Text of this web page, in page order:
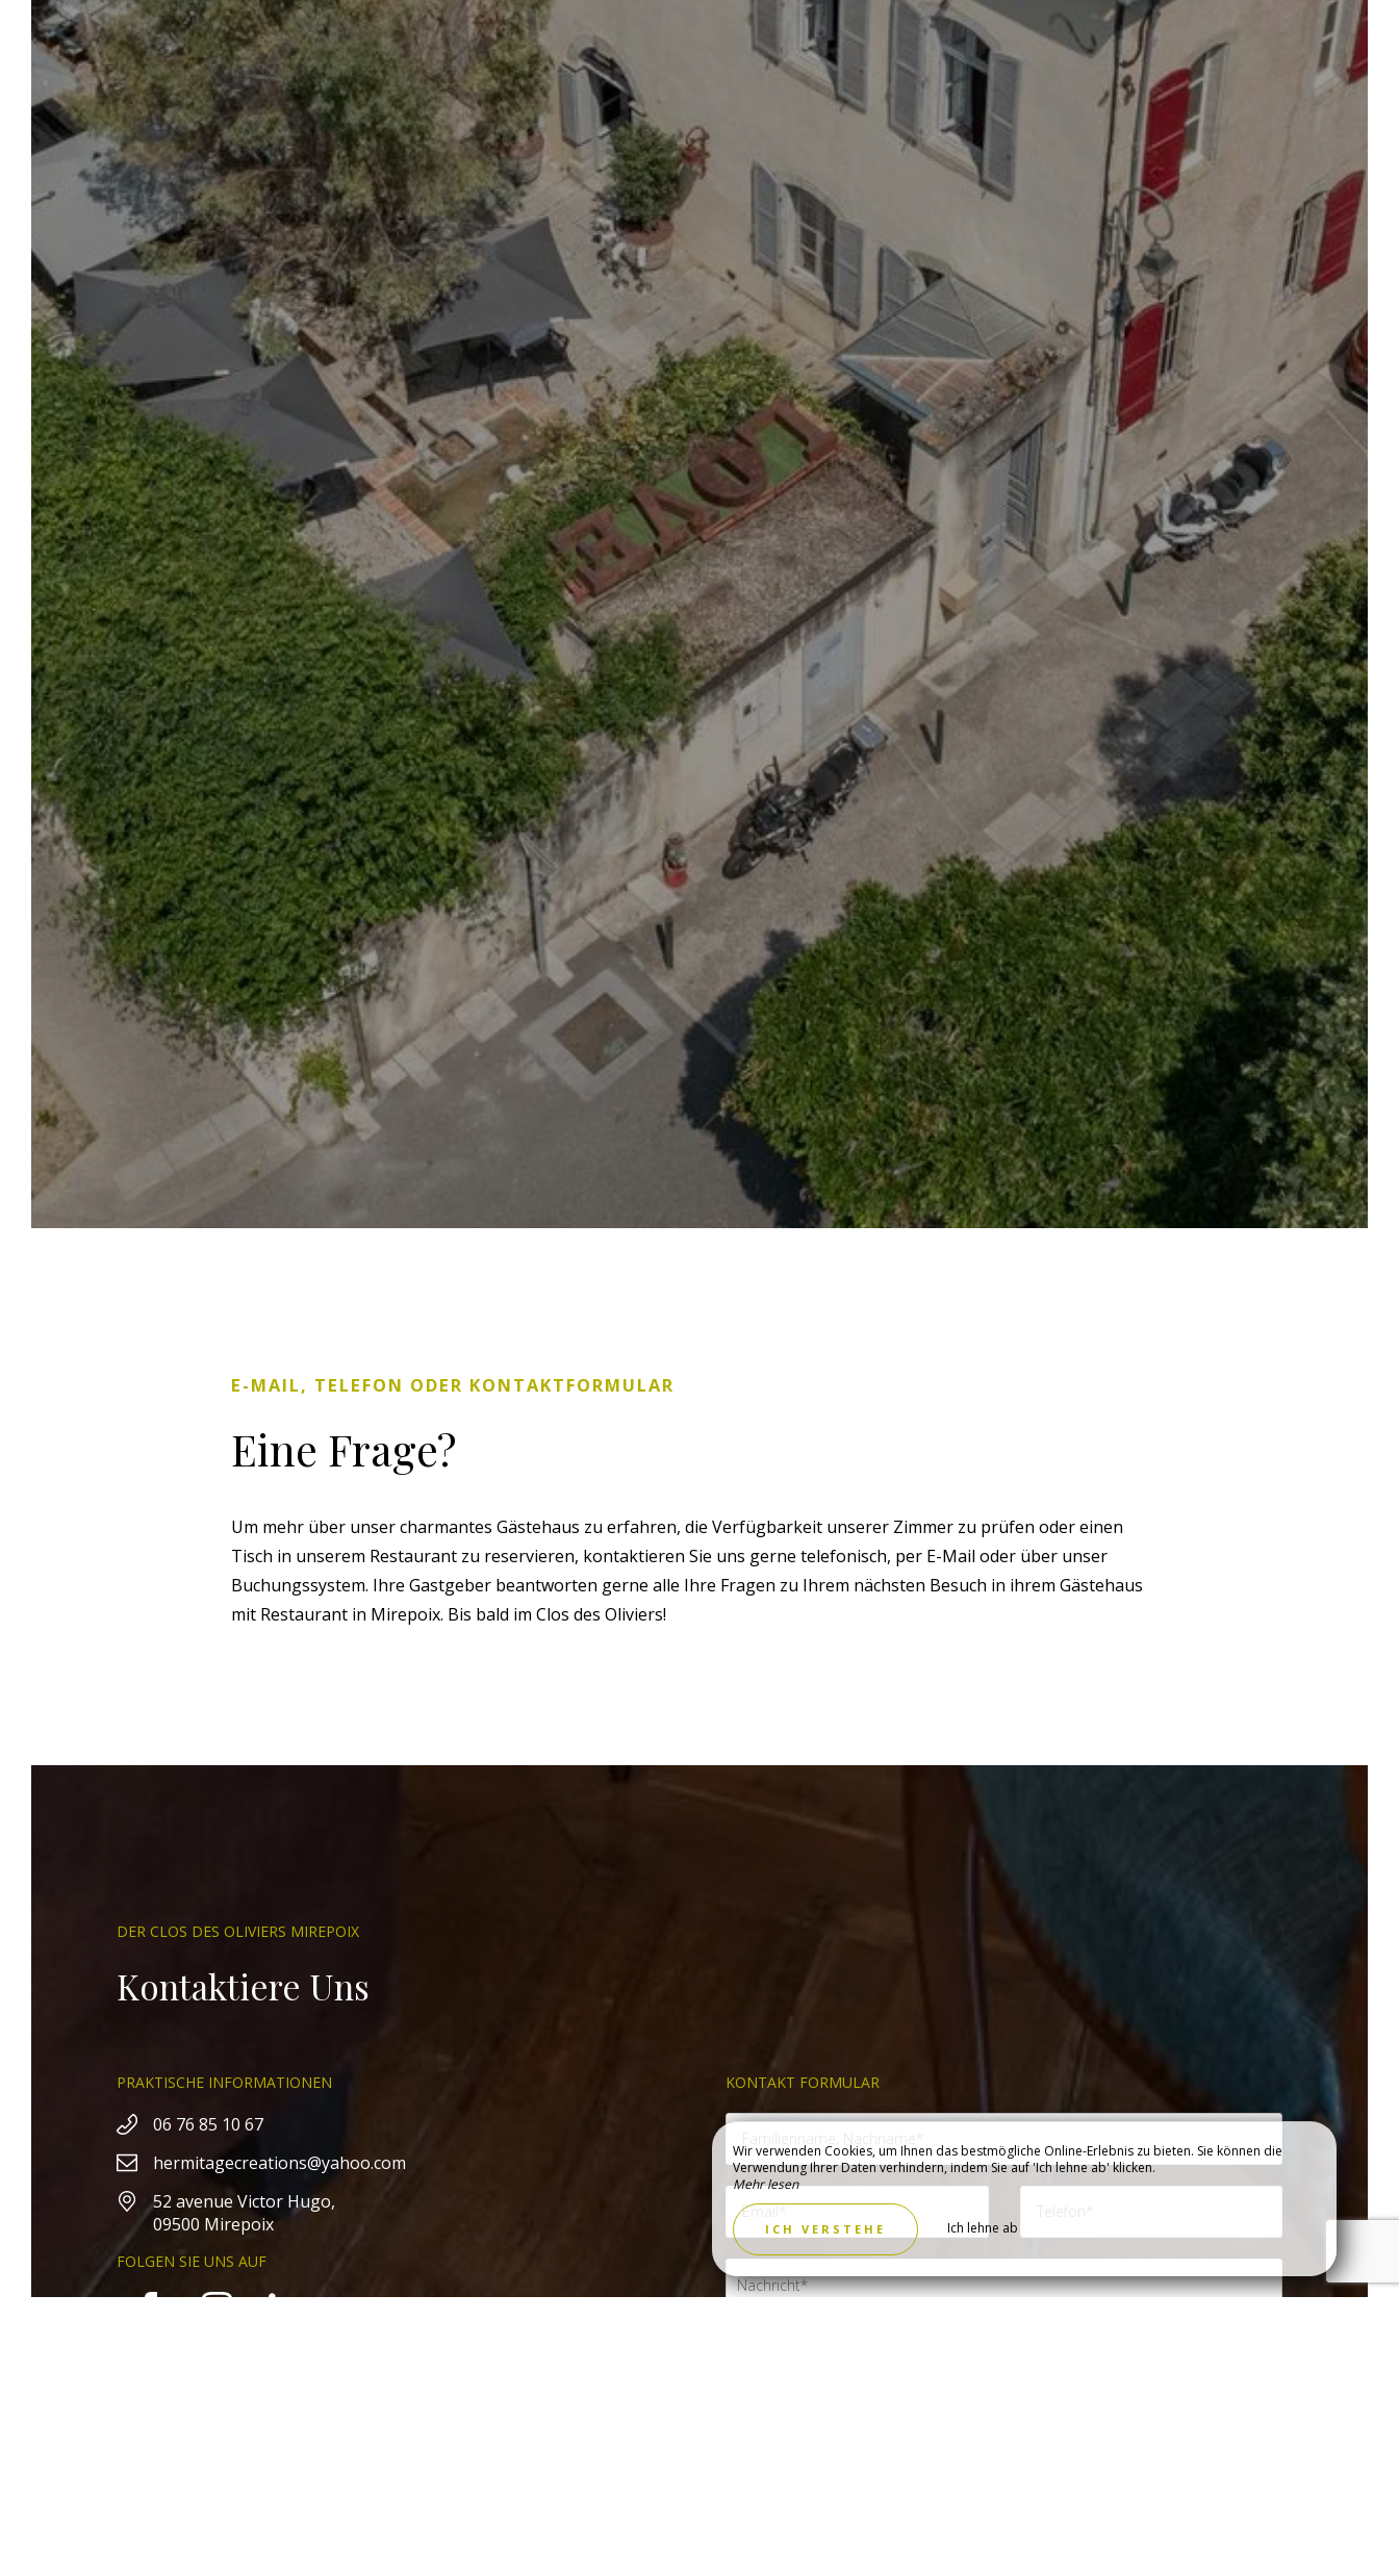
HERZLICH
WILLKOMMEN
PRÄSENTATION BAUGESCHICHTE DIE RÄUME
TISCH MEDIEN
KONTAKT & ZUGANG
E-MAIL, TELEFON ODER KONTAKTFORMULAR
Eine Frage?
Um mehr über unser charmantes Gästehaus zu erfahren, die Verfügbarkeit unserer Zimmer zu prüfen oder einen
Tisch in unserem Restaurant zu reservieren, kontaktieren Sie uns gerne telefonisch, per E-Mail oder über unser
Buchungssystem. Ihre Gastgeber beantworten gerne alle Ihre Fragen zu Ihrem nächsten Besuch in ihrem Gästehaus
mit Restaurant in Mirepoix. Bis bald im Clos des Oliviers!
DER CLOS DES OLIVIERS MIREPOIX
Kontaktiere Uns
PRAKTISCHE INFORMATIONEN
06 76 85 10 67
hermitagecreations@yahoo.com
52 avenue Victor Hugo,
09500 Mirepoix
FOLGEN SIE UNS AUF
KONTAKT FORMULAR
Wir verwenden Cookies, um Ihnen das bestmögliche Online-Erlebnis zu bieten. Sie können die
Verwendung Ihrer Daten verhindern, indem Sie auf 'Ich lehne ab' klicken.
Mehr lesen
ICH VERSTEHE Ich lehne ab